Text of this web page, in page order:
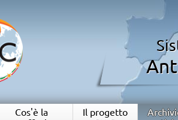
Cos'è la
Il progetto